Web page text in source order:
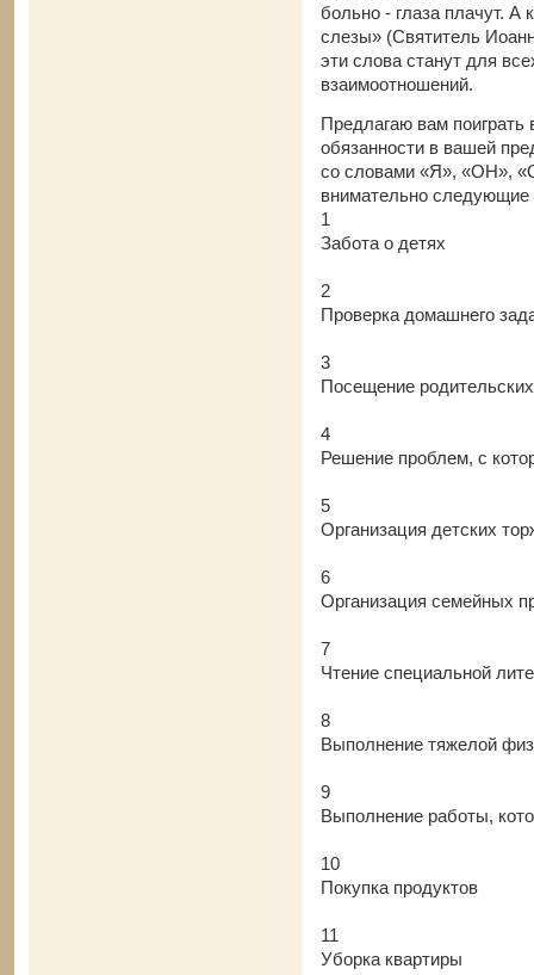
больно - глаза плачут. А
слезы» (Святитель
эти слова станут для
взаимоотношений.
Предлагаю вам поиграть
обязанности в вашей
со словами «Я», «ОН»,
внимательно следующие
1
Забота о детях
2
Проверка домашнего
3
Посещение
4
Решение проблем, с
5
Организация детских
6
Организация семейных
7
Чтение специальной
8
Выполнение тяжелой
9
Выполнение работы,
10
Покупка продуктов
11
Уборка квартиры